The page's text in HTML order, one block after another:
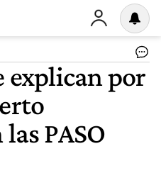
explican por
PASO